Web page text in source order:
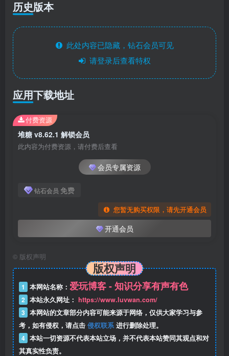
历史版本
此处内容已隐藏，钻石会员可见
请登录后查看特权
应用下载地址
堆糖 v8.62.1 解锁会员
此内容为付费资源，请付费后查看
会员专属资源
钻石会员 免费
您暂无购买权限，请先开通会员
开通会员
付费资源
© 版权声明
版权声明
1 本网站名称： 爱玩博客 - 知识分享有声有色
2 本站永久网址： https://www.luvwan.com/
3 本网站的文章部分内容可能来源于网络，仅供大家学习与参
考，如有侵权，请点击 侵权联系 进行删除处理。
4 本站一切资源不代表本站立场，并不代表本站赞同其观点和对
其真实性负责。